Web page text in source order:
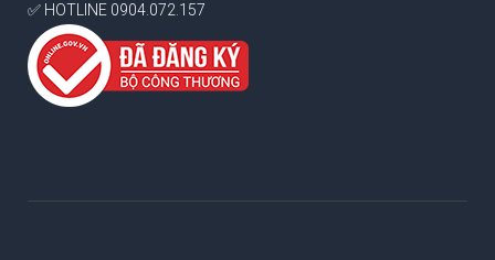
✅ HOTLINE 0904.072.157